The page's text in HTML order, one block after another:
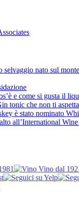
selvaggio nato sul
e come si gusta il
tonic che non ti
è stato nominato
all’International